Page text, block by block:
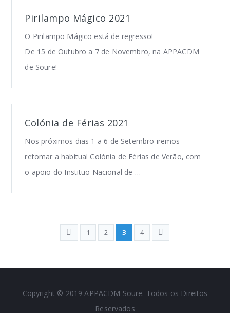
Pirilampo Mágico 2021
O Pirilampo Mágico está de regresso!
De 15 de Outubro a 7 de Novembro, na APPACDM
de Soure!
Colónia de Férias 2021
Nos próximos dias 1 a 6 de Setembro iremos
retomar a habitual Colónia de Férias de Verão, com
o apoio do Instituo Nacional de …
1 2 3 4
Copyright © 2019 APPACDM Soure. Todos os Direitos
Reservados